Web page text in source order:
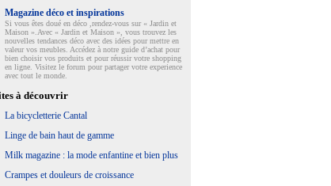
Magazine déco et inspirations
Si vous êtes doué en déco ,rendez-vous sur « Jardin et
Maison ».Avec « Jardin et Maison », vous trouvez les
nouvelles tendances déco avec des idées pour mettre en
valeur vos meubles. Accédez à notre guide d’achat pour
bien choisir vos produits et pour réussir votre shopping
en ligne. Visitez le forum pour partager votre experience
avec tout le monde.
à découvrir
La bicycletterie Cantal
Linge de bain haut de gamme
Milk magazine : la mode enfantine et bien plus
Crampes et douleurs de croissance